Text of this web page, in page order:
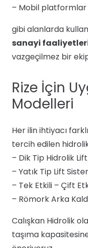
– Mobil platformlar
gibi alanlarda
sanayi
vazgeçilmez bir
Rize İçin
Modelleri
Her ilin ihtiyacı
tercih edilen
– Dik Tip Hidrolik Lift
– Yatık Tip Lift
– Tek Etkili – Çift
– Römork Arka
Calışkan Hidrolik
taşıma